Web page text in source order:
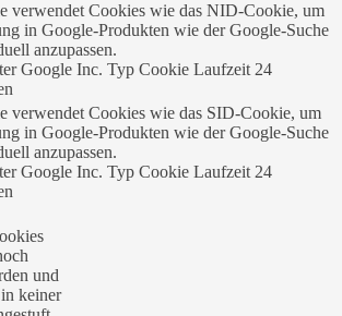
verwendet Cookies wie das NID-Cookie, um
in Google-Produkten wie der Google-Suche
anzupassen.
Google Inc. Typ Cookie Laufzeit 24
verwendet Cookies wie das SID-Cookie, um
in Google-Produkten wie der Google-Suche
anzupassen.
Google Inc. Typ Cookie Laufzeit 24
und
keiner